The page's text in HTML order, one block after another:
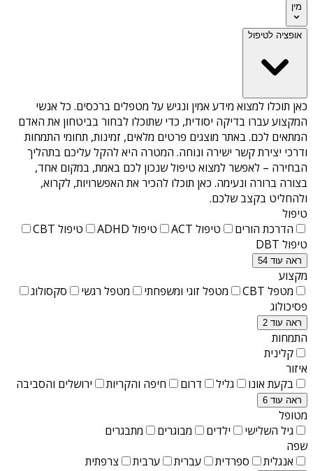
מין
אופציה לטיפול
כאן תוכלו למצוא מידע אמין ונגיש על מטפלים ברכסים. כל אנשי
המקצוע עברו בדיקה יסודית, כדי שתוכלו לבחור בביטחון את האדם
המתאים לכם. באתר מוצגים פרטים מלאים, זמינות, תחומי התמחות
ודרכי יצירת קשר ישירה ונוחה. המטרה היא להקל עליכם בתהליך
הבחירה – לאפשר למצוא טיפול שנכון לכם באמת, במקום אחד,
בצורה ברורה ונעימה. כאן תוכלו להכיר את האפשרויות, לקרוא,
ולהחליט בקצב שלכם.
טיפול
הדרכת הורים
טיפול ACT טיפול ADHD
טיפול CBT
טיפול DBT
ראה עוד 54
מקצוע
מטפל CBT
מטפל זוגי ומשפחתי מטפל רגשי
סקסולוג
פסיכולוג
ראה עוד 2
התמחות
קלינית
איזור
בקעת אונו
גליל דרום חיפה והקריות ירושלים והסביבה
ראה עוד 6
מטופל
גיל השלישי
ילדים מבוגרים
מתבגרים
שפה
אנגלית
ספרדית עברית ערבית צרפתית